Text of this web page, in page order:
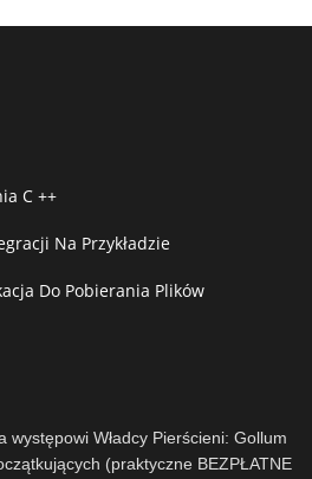
C ++
Na Przykładzie
Do Pobierania Plików
występowi Władcy Pierścieni: Gollum
(praktyczne BEZPŁATNE